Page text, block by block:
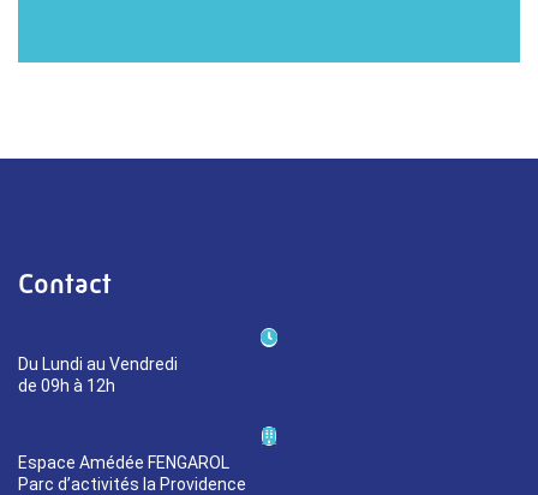
Contact
Du Lundi au Vendredi
de 09h à 12h
Espace Amédée FENGAROL
Parc d’activités la Providence